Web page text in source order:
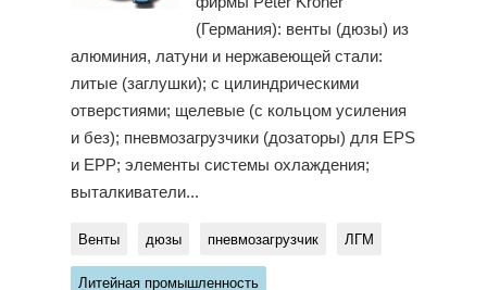
(Германия): венты (дюзы) из
алюминия, латуни и нержавеющей стали:
литые (заглушки); с цилиндрическими
отверстиями; щелевые (с кольцом усиления
и без); пневмозагрузчики (дозаторы) для EPS
и EPP; элементы системы охлаждения;
выталкиватели...
Венты дюзы пневмозагрузчик ЛГМ
Литейная промышленность